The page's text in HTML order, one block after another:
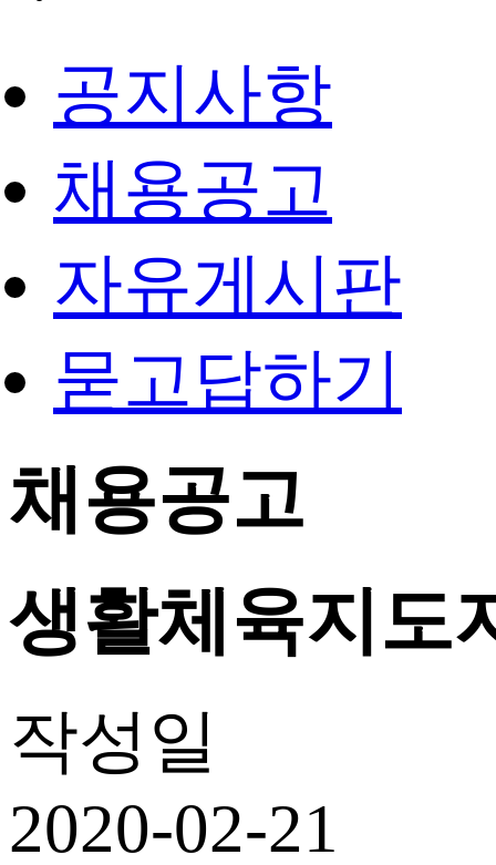
공지사항
채용공고
자유게시판
묻고답하기
채용공고
생활체육지도
작성일
2020-02-21